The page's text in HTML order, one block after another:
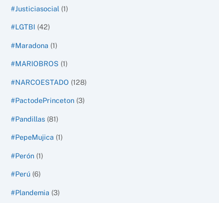
#Justiciasocial (1)
#LGTBI (42)
#Maradona (1)
#MARIOBROS (1)
#NARCOESTADO (128)
#PactodePrinceton (3)
#Pandillas (81)
#PepeMujica (1)
#Perón (1)
#Perú (6)
#Plandemia (3)